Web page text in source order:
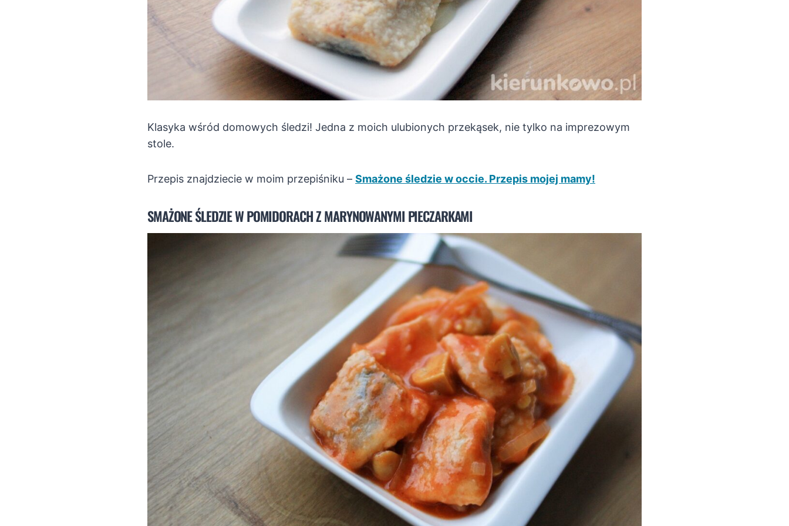
Klasyka wśród domowych śledzi! Jedna z moich ulubionych przekąsek, nie tylko na imprezowym
stole.
Przepis znajdziecie w moim przepiśniku – Smażone śledzie w occie. Przepis mojej mamy!
SMAŻONE ŚLEDZIE W POMIDORACH Z MARYNOWANYMI PIECZARKAMI